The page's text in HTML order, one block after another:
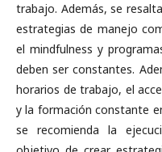
trabajo. Además, se
estrategias de manejo
el mindfulness y
deben ser constantes.
horarios de trabajo, el
y la formación constante
se recomienda la